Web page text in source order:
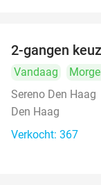
2-gangen
Vandaag
Sereno Den Haag
Den Haag
Verkocht: 367